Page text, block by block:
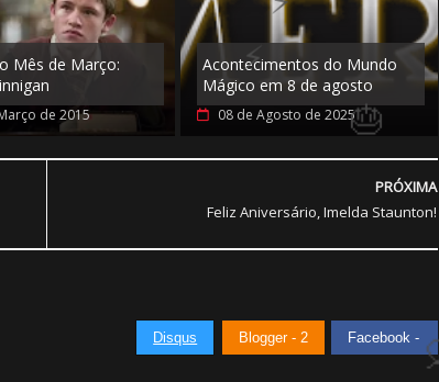
Mês de Março:
de 2015
Acontecimentos do Mundo
Mágico em 8 de agosto
08 de Agosto de 2025
PRÓXIMA
Feliz Aniversário, Imelda Staunton!
Disqus Blogger - 2 Facebook -